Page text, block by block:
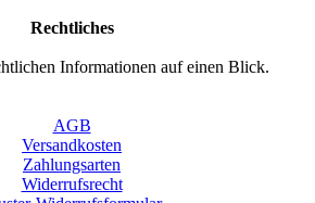
Rechtliches
Informationen auf einen Blick.
AGB
Versandkosten
Zahlungsarten
Widerrufsrecht